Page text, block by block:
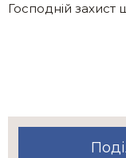
Господній